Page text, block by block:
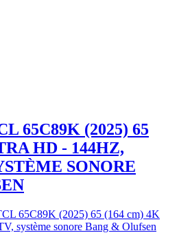
65C89K (2025) 65
HD - 144HZ,
SONORE